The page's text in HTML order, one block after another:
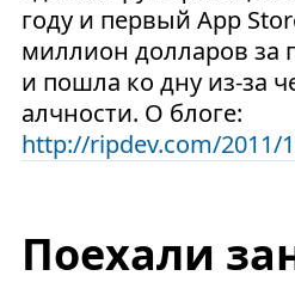
году и первый App
миллион долларов за
и пошла ко дну из-за
алчности. О блоге:
http://ripdev.com/2011/
Поехали